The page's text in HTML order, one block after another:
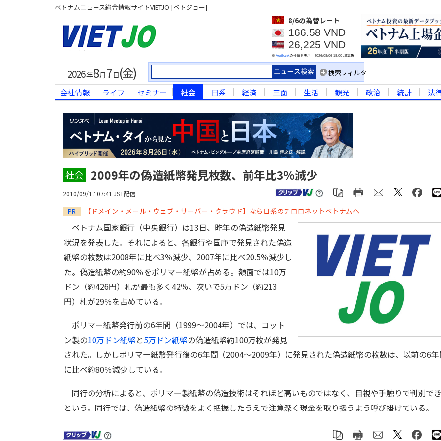
ベトナムニュース総合情報サイトVIETJO [ベトジョー]
8/6の為替レート
166.58 VND
26,225 VND
※ Agribankの仲値を表示 2026/08/06 18:00JST更新
2026年8月7 日(金) 検索フィルタ
会社情報 ライフ セミナー 社会 日系 経済 三面 生活 観光 政治 統計 法
社会 2009年の偽造紙幣発見枚数、前年比3％減少
2010/09/17 07:41 JST配信
PR 【ドメイン・メール・ウェブ・サーバー・クラウド】なら日系のチロロネットベトナムへ
ベトナム国家銀行（中央銀行）は13日、昨年の偽造紙幣発見
状況を発表した。それによると、各銀行や国庫で発見された偽造
紙幣の枚数は2008年に比べ3％減少、2007年に比べ20.5％減少し
た。偽造紙幣の約90％をポリマー紙幣が占める。額面では10万
ドン（約426円）札が最も多く42％、次いで5万ドン（約213
円）札が29％を占めている。
ポリマー紙幣発行前の6年間（1999～2004年）では、コット
ン製の10万ドン紙幣と5万ドン紙幣の偽造紙幣約100万枚が発見
された。しかしポリマー紙幣発行後の6年間（2004～2009年）に発見された偽造紙幣の枚数は、以前の6
に比べ約80％減少している。
同行の分析によると、ポリマー製紙幣の偽造技術はそれほど高いものではなく、目視や手触りで判別で
という。同行では、偽造紙幣の特徴をよく把握したうえで注意深く現金を取り扱うよう呼び掛けている。